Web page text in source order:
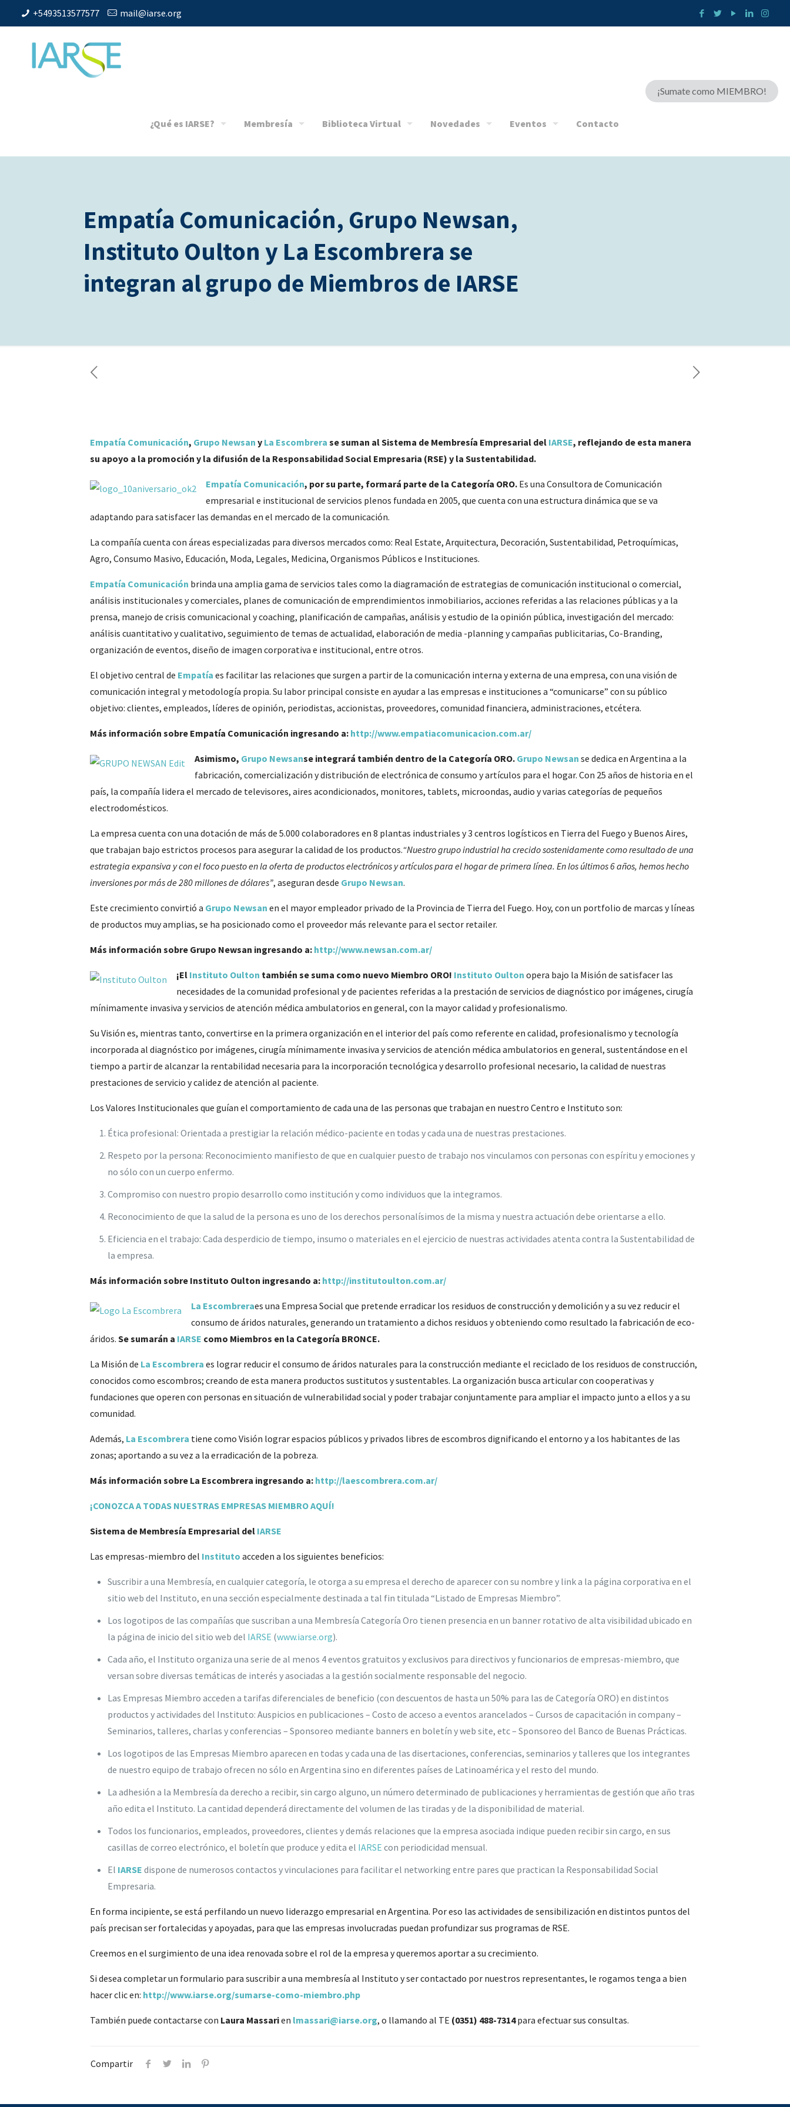
+5493513577577 mail@iarse.org
¿Qué es IARSE? Membresía Biblioteca Virtual Novedades Eventos Contacto
¡Sumate como MIEMBRO!
Empatía Comunicación, Grupo Newsan,
Instituto Oulton y La Escombrera se
integran al grupo de Miembros de IARSE
Empatía Comunicación, Grupo Newsan y La Escombrera se suman al Sistema de Membresía Empresarial del IARSE, reflejando de esta manera
su apoyo a la promoción y la difusión de la Responsabilidad Social Empresaria (RSE) y la Sustentabilidad.
Empatía Comunicación, por su parte, formará parte de la Categoría ORO.Es una Consultora de Comunicación
empresarial e institucional de servicios plenos fundada en 2005, que cuenta con una estructura dinámica que se va
adaptando para satisfacer las demandas en el mercado de la comunicación.
La compañía cuenta con áreas especializadas para diversos mercados como: Real Estate, Arquitectura, Decoración, Sustentabilidad, Petroquímicas,
Agro, Consumo Masivo, Educación, Moda, Legales, Medicina, Organismos Públicos e Instituciones.
Empatía Comunicación brinda una amplia gama de servicios tales como la diagramación de estrategias de comunicación institucional o comercial,
análisis institucionales y comerciales, planes de comunicación de emprendimientos inmobiliarios, acciones referidas a las relaciones públicas y a la
prensa, manejo de crisis comunicacional y coaching, planificación de campañas, análisis y estudio de la opinión pública, investigación del mercado:
análisis cuantitativo y cualitativo, seguimiento de temas de actualidad, elaboración de media -planning y campañas publicitarias, Co-Branding,
organización de eventos, diseño de imagen corporativa e institucional, entre otros.
El objetivo central de Empatía es facilitar las relaciones que surgen a partir de la comunicación interna y externa de una empresa, con una visión de
comunicación integral y metodología propia. Su labor principal consiste en ayudar a las empresas e instituciones a “comunicarse” con su público
objetivo: clientes, empleados, líderes de opinión, periodistas, accionistas, proveedores, comunidad financiera, administraciones, etcétera.
Más información sobre Empatía Comunicación ingresando a: http://www.empatiacomunicacion.com.ar/
Asimismo, Grupo Newsanse integrará también dentro de la Categoría ORO. Grupo Newsan se dedica en Argentina a la
fabricación, comercialización y distribución de electrónica de consumo y artículos para el hogar. Con 25 años de historia en el
país, la compañía lidera el mercado de televisores, aires acondicionados, monitores, tablets, microondas, audio y varias categorías de pequeños
electrodomésticos.
La empresa cuenta con una dotación de más de 5.000 colaboradores en 8 plantas industriales y 3 centros logísticos en Tierra del Fuego y Buenos Aires,
que trabajan bajo estrictos procesos para asegurar la calidad de los productos.“Nuestro grupo industrial ha crecido sostenidamente como resultado de una
estrategia expansiva y con el foco puesto en la oferta de productos electrónicos y artículos para el hogar de primera línea. En los últimos 6 años, hemos hecho
inversiones por más de 280 millones de dólares”, aseguran desde Grupo Newsan.
Este crecimiento convirtió a Grupo Newsan en el mayor empleador privado de la Provincia de Tierra del Fuego. Hoy, con un portfolio de marcas y líneas
de productos muy amplias, se ha posicionado como el proveedor más relevante para el sector retailer.
Más información sobre Grupo Newsan ingresando a: http://www.newsan.com.ar/
¡El Instituto Oulton también se suma como nuevo Miembro ORO! Instituto Oulton opera bajo la Misión de satisfacer las
necesidades de la comunidad profesional y de pacientes referidas a la prestación de servicios de diagnóstico por imágenes, cirugía
mínimamente invasiva y servicios de atención médica ambulatorios en general, con la mayor calidad y profesionalismo.
Su Visión es, mientras tanto, convertirse en la primera organización en el interior del país como referente en calidad, profesionalismo y tecnología
incorporada al diagnóstico por imágenes, cirugía mínimamente invasiva y servicios de atención médica ambulatorios en general, sustentándose en el
tiempo a partir de alcanzar la rentabilidad necesaria para la incorporación tecnológica y desarrollo profesional necesario, la calidad de nuestras
prestaciones de servicio y calidez de atención al paciente.
Los Valores Institucionales que guían el comportamiento de cada una de las personas que trabajan en nuestro Centro e Instituto son:
Ética profesional: Orientada a prestigiar la relación médico-paciente en todas y cada una de nuestras prestaciones.
Respeto por la persona: Reconocimiento manifiesto de que en cualquier puesto de trabajo nos vinculamos con personas con espíritu y emociones y
no sólo con un cuerpo enfermo.
Compromiso con nuestro propio desarrollo como institución y como individuos que la integramos.
Reconocimiento de que la salud de la persona es uno de los derechos personalísimos de la misma y nuestra actuación debe orientarse a ello.
Eficiencia en el trabajo: Cada desperdicio de tiempo, insumo o materiales en el ejercicio de nuestras actividades atenta contra la Sustentabilidad de
la empresa.
Más información sobre Instituto Oulton ingresando a: http://institutoulton.com.ar/
La Escombreraes una Empresa Social que pretende erradicar los residuos de construcción y demolición y a su vez reducir el
consumo de áridos naturales, generando un tratamiento a dichos residuos y obteniendo como resultado la fabricación de eco-
áridos. Se sumarán a IARSE como Miembros en la Categoría BRONCE.
La Misión de La Escombrera es lograr reducir el consumo de áridos naturales para la construcción mediante el reciclado de los residuos de construcción,
conocidos como escombros; creando de esta manera productos sustitutos y sustentables. La organización busca articular con cooperativas y
fundaciones que operen con personas en situación de vulnerabilidad social y poder trabajar conjuntamente para ampliar el impacto junto a ellos y a su
comunidad.
Además, La Escombrera tiene como Visión lograr espacios públicos y privados libres de escombros dignificando el entorno y a los habitantes de las
zonas; aportando a su vez a la erradicación de la pobreza.
Más información sobre La Escombrera ingresando a: http://laescombrera.com.ar/
¡CONOZCA A TODAS NUESTRAS EMPRESAS MIEMBRO AQUÍ!
Sistema de Membresía Empresarial del IARSE
Las empresas-miembro del Instituto acceden a los siguientes beneficios:
Suscribir a una Membresía, en cualquier categoría, le otorga a su empresa el derecho de aparecer con su nombre y link a la página corporativa en el
sitio web del Instituto, en una sección especialmente destinada a tal fin titulada “Listado de Empresas Miembro”.
Los logotipos de las compañías que suscriban a una Membresía Categoría Oro tienen presencia en un banner rotativo de alta visibilidad ubicado en
la página de inicio del sitio web del IARSE (www.iarse.org).
Cada año, el Instituto organiza una serie de al menos 4 eventos gratuitos y exclusivos para directivos y funcionarios de empresas-miembro, que
versan sobre diversas temáticas de interés y asociadas a la gestión socialmente responsable del negocio.
Las Empresas Miembro acceden a tarifas diferenciales de beneficio (con descuentos de hasta un 50% para las de Categoría ORO) en distintos
productos y actividades del Instituto: Auspicios en publicaciones – Costo de acceso a eventos arancelados – Cursos de capacitación in company –
Seminarios, talleres, charlas y conferencias – Sponsoreo mediante banners en boletín y web site, etc – Sponsoreo del Banco de Buenas Prácticas.
Los logotipos de las Empresas Miembro aparecen en todas y cada una de las disertaciones, conferencias, seminarios y talleres que los integrantes
de nuestro equipo de trabajo ofrecen no sólo en Argentina sino en diferentes países de Latinoamérica y el resto del mundo.
La adhesión a la Membresía da derecho a recibir, sin cargo alguno, un número determinado de publicaciones y herramientas de gestión que año tras
año edita el Instituto. La cantidad dependerá directamente del volumen de las tiradas y de la disponibilidad de material.
Todos los funcionarios, empleados, proveedores, clientes y demás relaciones que la empresa asociada indique pueden recibir sin cargo, en sus
casillas de correo electrónico, el boletín que produce y edita el IARSE con periodicidad mensual.
El IARSE dispone de numerosos contactos y vinculaciones para facilitar el networking entre pares que practican la Responsabilidad Social
Empresaria.
En forma incipiente, se está perfilando un nuevo liderazgo empresarial en Argentina. Por eso las actividades de sensibilización en distintos puntos del
país precisan ser fortalecidas y apoyadas, para que las empresas involucradas puedan profundizar sus programas de RSE.
Creemos en el surgimiento de una idea renovada sobre el rol de la empresa y queremos aportar a su crecimiento.
Si desea completar un formulario para suscribir a una membresía al Instituto y ser contactado por nuestros representantes, le rogamos tenga a bien
hacer clic en: http://www.iarse.org/sumarse-como-miembro.php
También puede contactarse con Laura Massarien lmassari@iarse.org, o llamando al TE (0351) 488-7314para efectuar sus consultas.
Compartir